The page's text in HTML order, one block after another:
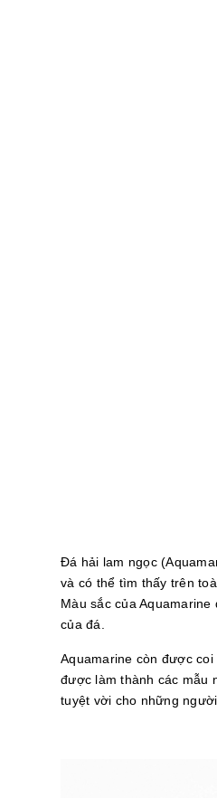
Đá hải lam ngọc
và có thể tìm thấy trên
Màu sắc của
của đá.
Aquamarine còn được
được làm thành các mẫu
tuyệt vời cho những